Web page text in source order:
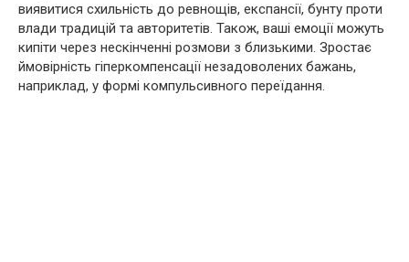
виявитися схильність до ревнощів, експансії, бунту проти
влади традицій та авторитетів. Також, ваші емоції можуть
кипіти через нескінченні розмови з близькими. Зростає
ймовірність гіперкомпенсації незадоволених бажань,
наприклад, у формі компульсивного переїдання.